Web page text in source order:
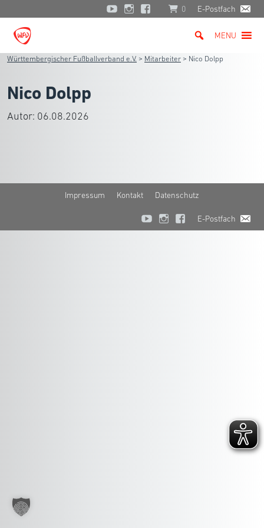
0 E-Postfach
MENU
Württembergischer Fußballverband e.V. > Mitarbeiter > Nico Dolpp
Nico Dolpp
Autor: 06.08.2026
Impressum Kontakt Datenschutz
E-Postfach